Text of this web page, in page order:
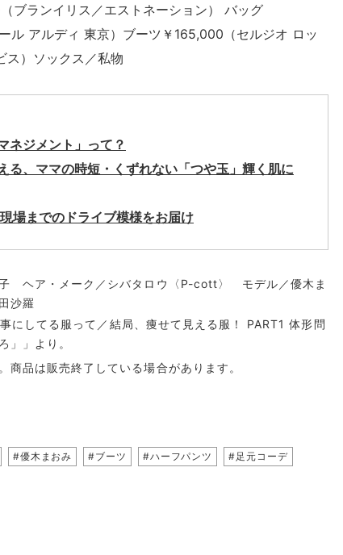
ブランイリス／エストネーション） バッグ
ル アルディ 東京）ブーツ￥165,000（セルジオ ロッ
ス）ソックス／私物
ネジメント」って？
る、ママの時短・くずれない「つや玉」輝く肌に
場までのドライブ模様をお届け
ヘア・メーク／シバタロウ〈P-cott〉 モデル／優木ま
沙羅
にしてる服って／結局、痩せて見える服！ PART1 体形問
」」より。
商品は販売終了している場合があります。
#優木まおみ #ブーツ #ハーフパンツ #足元コーデ